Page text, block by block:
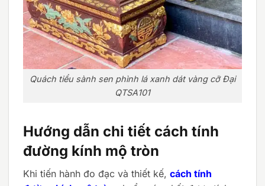
Quách tiểu sành sen phình lá xanh dát vàng cỡ Đại
QTSA101
Hướng dẫn chi tiết cách tính
đường kính mộ tròn
Khi tiến hành đo đạc và thiết kế, cách tính